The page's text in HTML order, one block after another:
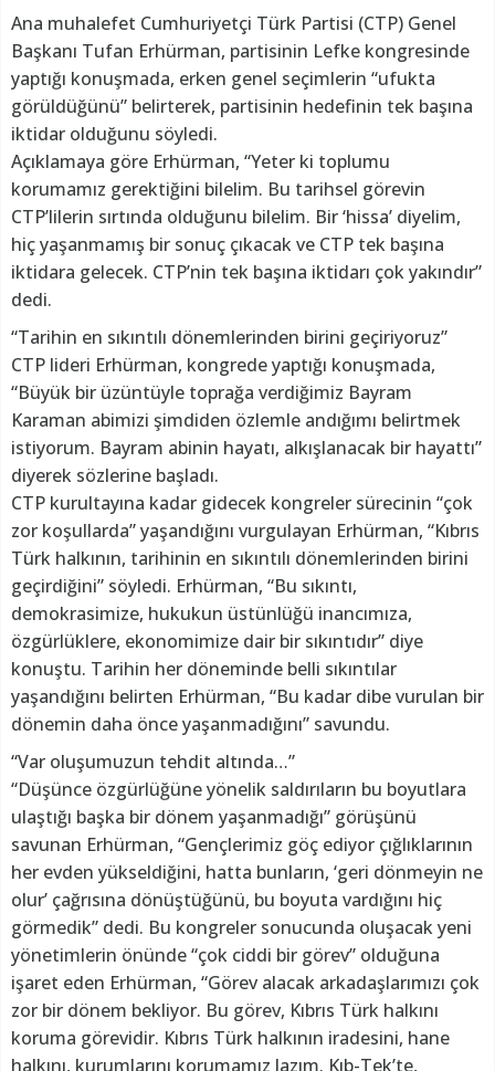
Ana muhalefet Cumhuriyetçi Türk Partisi (CTP) Genel
Başkanı Tufan Erhürman, partisinin Lefke kongresinde
yaptığı konuşmada, erken genel seçimlerin “ufukta
görüldüğünü” belirterek, partisinin hedefinin tek başına
iktidar olduğunu söyledi.
Açıklamaya göre Erhürman, “Yeter ki toplumu
korumamız gerektiğini bilelim. Bu tarihsel görevin
CTP’lilerin sırtında olduğunu bilelim. Bir ‘hissa’ diyelim,
hiç yaşanmamış bir sonuç çıkacak ve CTP tek başına
iktidara gelecek. CTP’nin tek başına iktidarı çok yakındır”
dedi.
“Tarihin en sıkıntılı dönemlerinden birini geçiriyoruz”
CTP lideri Erhürman, kongrede yaptığı konuşmada,
“Büyük bir üzüntüyle toprağa verdiğimiz Bayram
Karaman abimizi şimdiden özlemle andığımı belirtmek
istiyorum. Bayram abinin hayatı, alkışlanacak bir hayattı”
diyerek sözlerine başladı.
CTP kurultayına kadar gidecek kongreler sürecinin “çok
zor koşullarda” yaşandığını vurgulayan Erhürman, “Kıbrıs
Türk halkının, tarihinin en sıkıntılı dönemlerinden birini
geçirdiğini” söyledi. Erhürman, “Bu sıkıntı,
demokrasimize, hukukun üstünlüğü inancımıza,
özgürlüklere, ekonomimize dair bir sıkıntıdır” diye
konuştu. Tarihin her döneminde belli sıkıntılar
yaşandığını belirten Erhürman, “Bu kadar dibe vurulan bir
dönemin daha önce yaşanmadığını” savundu.
“Var oluşumuzun tehdit altında…”
“Düşünce özgürlüğüne yönelik saldırıların bu boyutlara
ulaştığı başka bir dönem yaşanmadığı” görüşünü
savunan Erhürman, “Gençlerimiz göç ediyor çığlıklarının
her evden yükseldiğini, hatta bunların, ‘geri dönmeyin ne
olur’ çağrısına dönüştüğünü, bu boyuta vardığını hiç
görmedik” dedi. Bu kongreler sonucunda oluşacak yeni
yönetimlerin önünde “çok ciddi bir görev” olduğuna
işaret eden Erhürman, “Görev alacak arkadaşlarımızı çok
zor bir dönem bekliyor. Bu görev, Kıbrıs Türk halkını
koruma görevidir. Kıbrıs Türk halkının iradesini, hane
halkını, kurumlarını korumamız lazım. Kıb-Tek’te,